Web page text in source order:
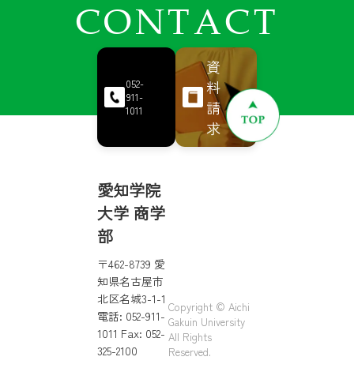
CONTACT
052-
911-
1011
資
料
請
求
愛知学院
大学 商学
部
〒462-8739 愛
知県名古屋市
北区名城3-1-1
電話: 052-911-
1011 Fax: 052-
325-2100
Copyright © Aichi
Gakuin University
All Rights
Reserved.